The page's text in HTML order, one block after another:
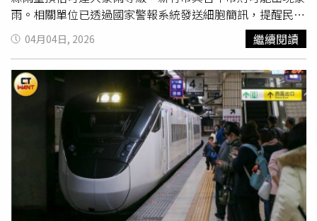
雨。相關單位已透過國家警報系統發送細胞簡訊，提醒民眾
提高警覺，注意劇烈天氣變化。有苗栗市民眾表示，從半夜
開始便雷聲不斷、閃電頻繁，夜空亮度甚至超過手機手電
筒，影響睡眠。未料清晨醒來後，發現住家周邊已出現淹水
情形。苗栗高鐵站附近停車場亦傳出積水嚴重，車輛恐成泡
水車，讓民眾憂心財產損失。網友指出苗栗高鐵站附近停車
場的車子，已成泡水車。（圖／翻攝Threads／＠
pigpig0972）此外，有當地農民在PTT分享，農田剛完成插
秧即遭大水淹沒，不僅作物受損，連住家一樓也進水，家具
與設備受損需更換，損失慘重。有網友指出，從雷達回波觀
察，降雨強度明顯偏強，「整片紫紅色」顯示雨勢驚人，並
直言此次情況已非單純積水，而是嚴重淹水。其他網友也紛
04月04日, 2026 繼續閱讀